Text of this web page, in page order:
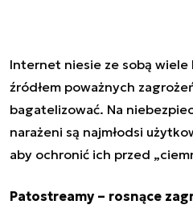
Internet niesie ze sobą
źródłem poważnych
bagatelizować. Na
narażeni są najmłodsi
aby ochronić ich przed
Patostreamy – rosnące